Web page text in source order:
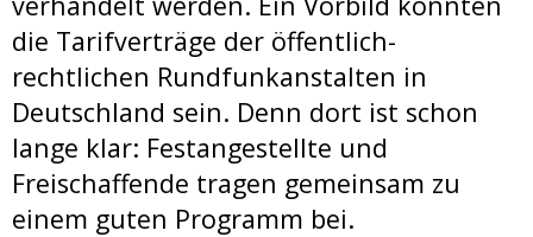
die Tarifverträge der öffentlich-
rechtlichen Rundfunkanstalten in
Deutschland sein. Denn dort ist schon
lange klar: Festangestellte und
Freischaffende tragen gemeinsam zu
einem guten Programm bei.